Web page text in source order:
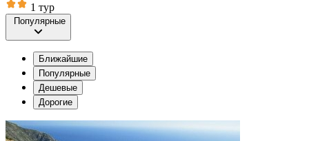
1 тур
Популярные
Ближайшие
Популярные
Дешевые
Дорогие